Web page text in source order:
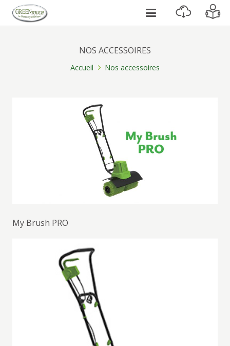
NOS ACCESSOIRES
Accueil Nos accessoires
My Brush PRO